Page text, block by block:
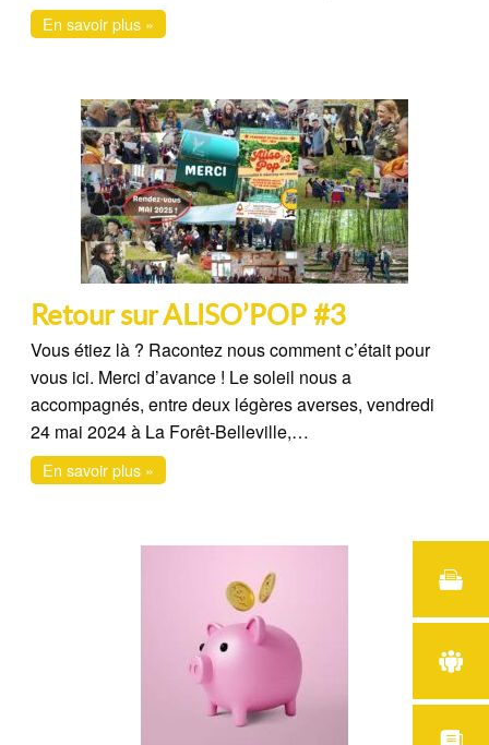
En savoir plus »
Retour sur ALISO’POP #3
Vous étiez là ? Racontez nous comment c’était pour
vous ici. Merci d’avance ! Le soleil nous a
accompagnés, entre deux légères averses, vendredi
24 mai 2024 à La Forêt-Belleville,…
En savoir plus »